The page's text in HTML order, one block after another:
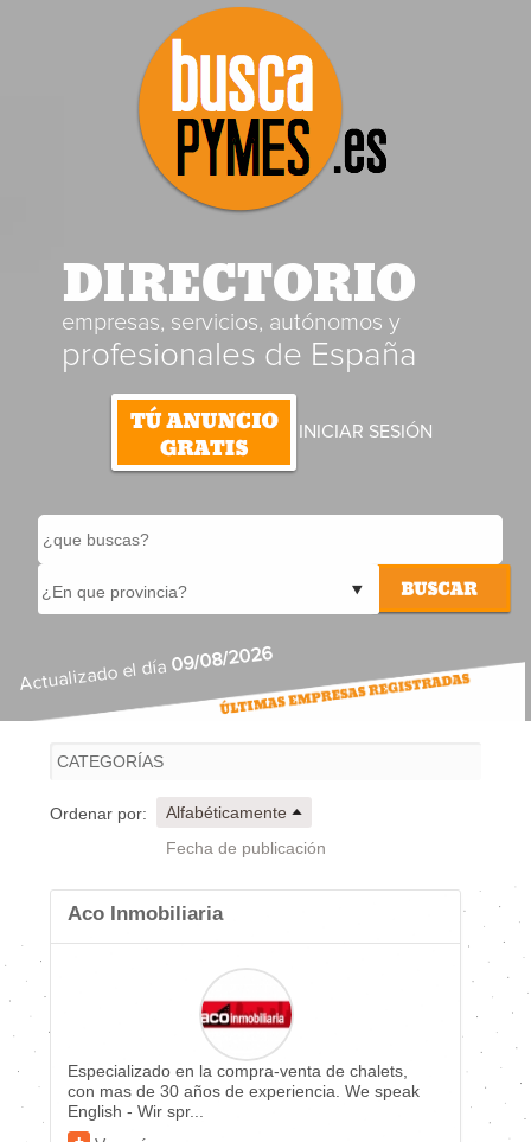
DIRECTORIO
empresas, servicios, autónomos y
profesionales de España
INICIAR SESIÓN
Actualizado el día09/08/2026
Ordenar por:
Alfabéticamente
Fecha de publicación
Aco Inmobiliaria
Especializado en la compra-venta de chalets,
con mas de 30 años de experiencia. We speak
English - Wir spr...